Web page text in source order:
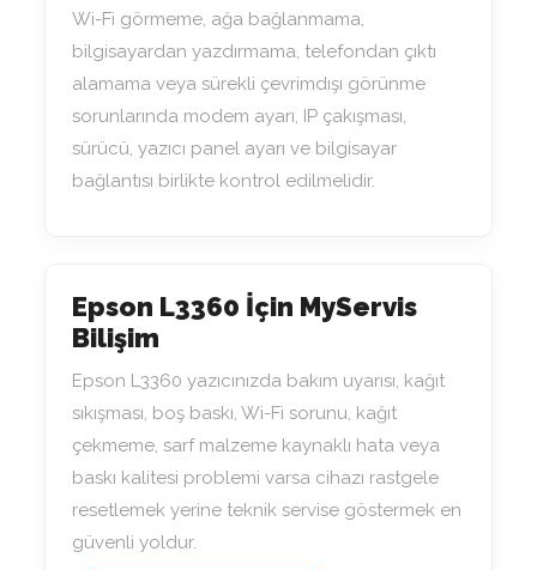
Wi-Fi görmeme, ağa bağlanmama,
bilgisayardan yazdırmama, telefondan çıktı
alamama veya sürekli çevrimdışı görünme
sorunlarında modem ayarı, IP çakışması,
sürücü, yazıcı panel ayarı ve bilgisayar
bağlantısı birlikte kontrol edilmelidir.
Epson L3360 İçin MyServis
Bilişim
Epson L3360 yazıcınızda bakım uyarısı, kağıt
sıkışması, boş baskı, Wi-Fi sorunu, kağıt
çekmeme, sarf malzeme kaynaklı hata veya
baskı kalitesi problemi varsa cihazı rastgele
resetlemek yerine teknik servise göstermek en
güvenli yoldur.